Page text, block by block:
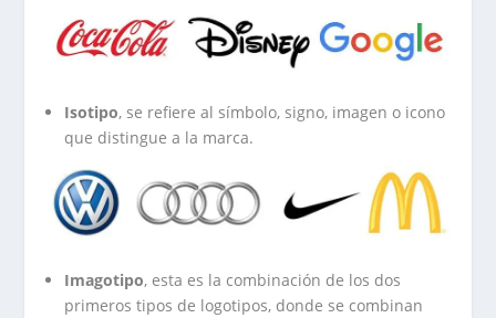
Isotipo, se refiere al símbolo, signo, imagen o icono
que distingue a la marca.
Imagotipo, esta es la combinación de los dos
primeros tipos de logotipos, donde se combinan